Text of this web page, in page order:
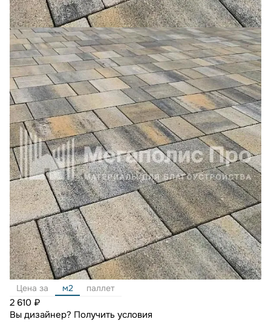
Цена за м2 паллет
2 610 ₽
Вы дизайнер? Получить условия